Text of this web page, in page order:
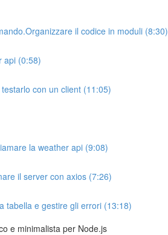
il codice in moduli (8:30)
api (0:58)
con un client (11:05)
la weather api (9:08)
il server con axios (7:26)
tabella e gestire gli errori (13:18)
e minimalista per Node.js